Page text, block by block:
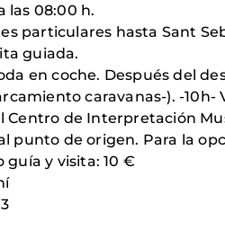
las 08:00 h.
particulares hasta Sant
guiada.
en coche. Después del
caravanas-). -
Centro de Interpretación
punto de origen. Para la
guía y visita: 10 €